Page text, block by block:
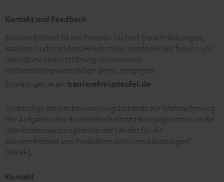
Kontakt und Feedback
Barrierefreiheit ist ein Prozess. Du hast Einschränkungen,
Barrieren oder andere Hindernisse entdeck? Wir freuen uns
über deine Unterstützung und nehmen
Verbesserungsvorschläge gerne entgegen.
Schreib gerne an: barrierefrei@teufel.de
Zuständige Marktüberwachungsbehörde zur Wahrnehmung
der Aufgaben des Barrierefreiheitsstärkungsgesetzes ist die
„Marktüberwachungsstelle der Länder für die
Barrierefreiheit von Produkten und Dienstleistungen“
(MLBF).
Kontakt